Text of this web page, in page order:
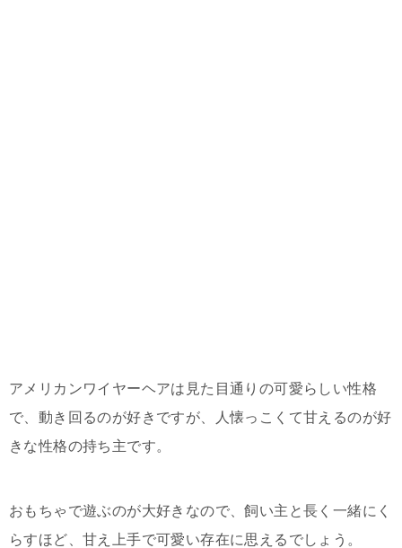
アメリカンワイヤーヘアは見た目通りの可愛らしい性格
で、動き回るのが好きですが、人懐っこくて甘えるのが好
きな性格の持ち主です。
おもちゃで遊ぶのが大好きなので、飼い主と長く一緒にく
らすほど、甘え上手で可愛い存在に思えるでしょう。